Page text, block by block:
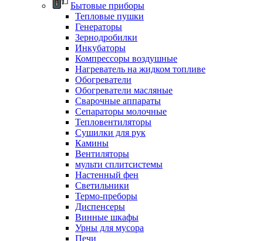
Бытовые приборы
Тепловые пушки
Генераторы
Зернодробилки
Инкубаторы
Компрессоры воздушные
Нагреватель на жидком топливе
Обогреватели
Обогреватели масляные
Сварочные аппараты
Сепараторы молочные
Тепловентиляторы
Сушилки для рук
Камины
Вентиляторы
мульти сплитсистемы
Настенный фен
Светильники
Термо-преборы
Диспенсеры
Винные шкафы
Урны для мусора
Печи